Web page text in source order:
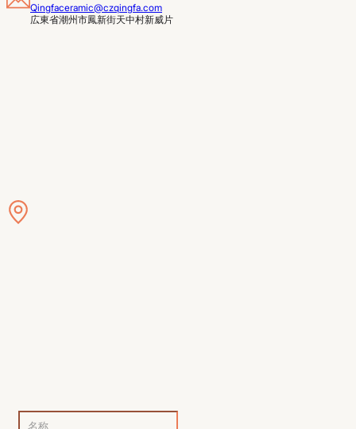
Qingfaceramic@czqingfa.com
広東省潮州市鳳新街天中村新威片